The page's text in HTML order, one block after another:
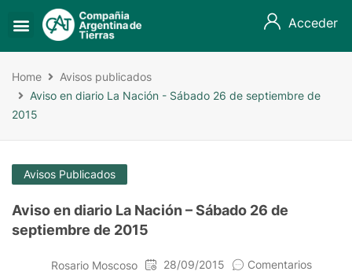
Acceder
Home
Avisos publicados
Aviso en diario La Nación - Sábado 26 de septiembre de
2015
Avisos Publicados
Aviso en diario La Nación – Sábado 26 de
septiembre de 2015
Rosario Moscoso 28/09/2015 Comentarios